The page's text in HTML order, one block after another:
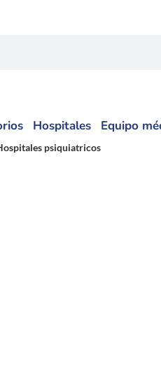
Hospitales Equipo
psiquiatricos